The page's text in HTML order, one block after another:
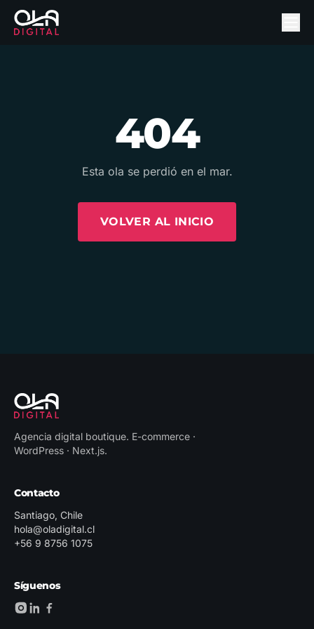
404
Esta ola se perdió en el mar.
VOLVER AL INICIO
Agencia digital boutique. E-commerce ·
WordPress · Next.js.
Contacto
Santiago, Chile
hola@oladigital.cl
+56 9 8756 1075
Síguenos